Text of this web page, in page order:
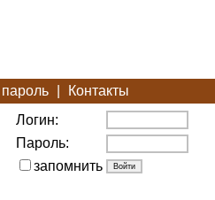
Контакты
Логин:
Пароль:
запомнить